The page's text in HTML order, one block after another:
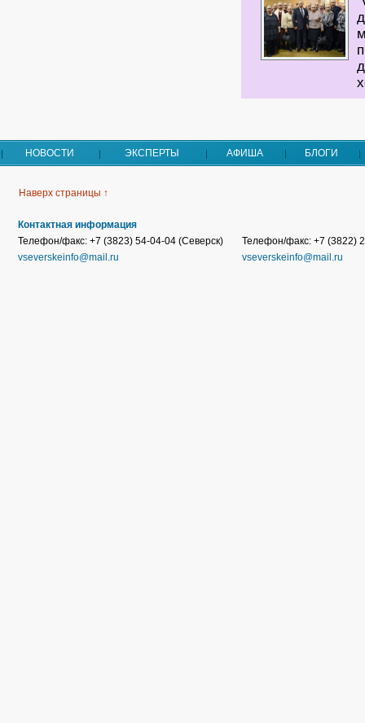
НОВОСТИ ЭКСПЕРТЫ АФИША БЛОГИ
Наверх страницы ↑
Контактная информация
Телефон/факс: +7 (3823) 54-04-04 (Северск)
vseverskeinfo@mail.ru
Телефон/факс: +7 (3822)
vseverskeinfo@mail.ru